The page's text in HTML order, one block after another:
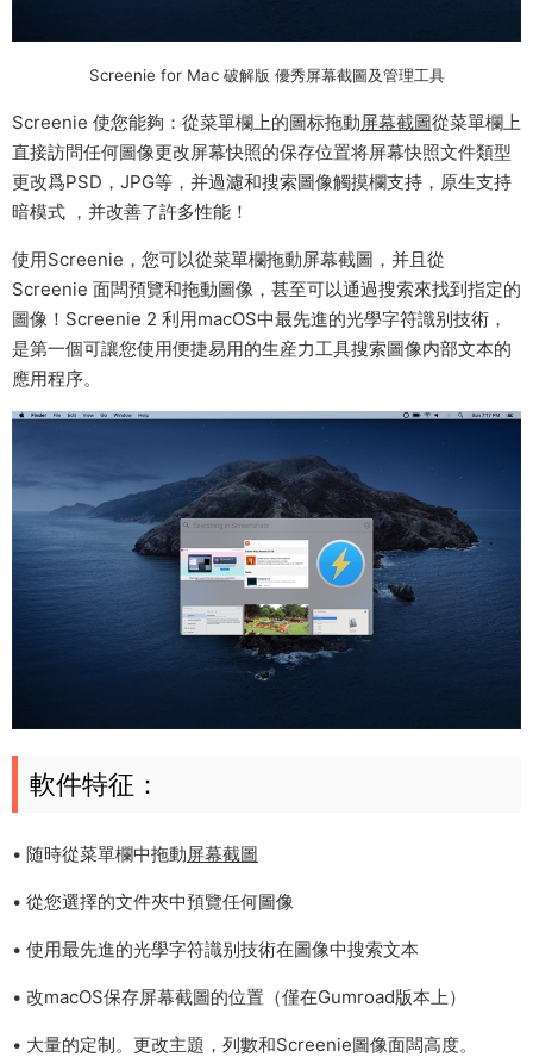
Screenie for Mac 破解版 優秀屏幕截圖及管理工具
Screenie 使您能夠：從菜單欄上的圖标拖動屏幕截圖從菜單欄上
直接訪問任何圖像更改屏幕快照的保存位置将屏幕快照文件類型
更改爲PSD，JPG等，并過濾和搜索圖像觸摸欄支持，原生支持
暗模式 ，并改善了許多性能！
使用Screenie，您可以從菜單欄拖動屏幕截圖，并且從
Screenie 面闆預覽和拖動圖像，甚至可以通過搜索來找到指定的
圖像！Screenie 2 利用macOS中最先進的光學字符識别技術，
是第一個可讓您使用便捷易用的生産力工具搜索圖像内部文本的
應用程序。
軟件特征：
• 随時從菜單欄中拖動屏幕截圖
• 從您選擇的文件夾中預覽任何圖像
• 使用最先進的光學字符識别技術在圖像中搜索文本
• 改macOS保存屏幕截圖的位置（僅在Gumroad版本上）
• 大量的定制。更改主題，列數和Screenie圖像面闆高度。